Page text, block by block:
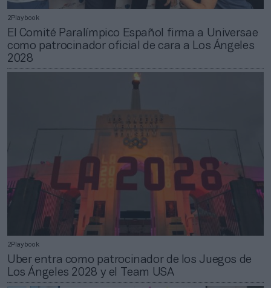
2Playbook
El Comité Paralímpico Español firma a Universae
como patrocinador oficial de cara a Los Ángeles
2028
2Playbook
Uber entra como patrocinador de los Juegos de
Los Ángeles 2028 y el Team USA